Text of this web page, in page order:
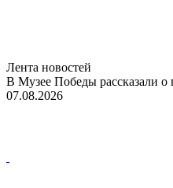
Лента новостей
В Музее Победы рассказали о
07.08.2026